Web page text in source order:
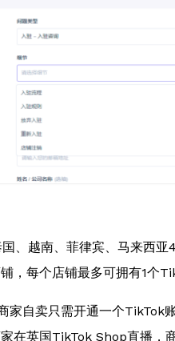
、越南、菲律宾、马来西
，每个店铺最多可拥有1个
家自卖只需开通一个TikTok
在英国TikTok Shop直播，